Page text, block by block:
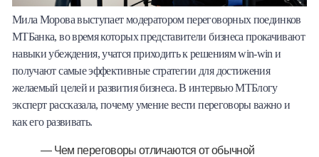
Мила Морова выступает модератором переговорных поединков
МТБанка, во время которых представители бизнеса прокачивают
навыки убеждения, учатся приходить к решениям win-win и
получают самые эффективные стратегии для достижения
желаемый целей и развития бизнеса. В интервью МТБлогу
эксперт рассказала, почему умение вести переговоры важно и
как его развивать.
— Чем переговоры отличаются от обычной